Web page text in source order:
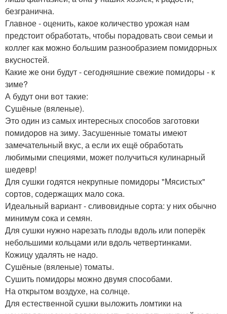
безгранична.
Главное - оценить, какое количество урожая нам
предстоит обработать, чтобы порадовать свои семьи и
коллег как можно большим разнообразием помидорных
вкусностей.
Какие же они будут - сегодняшние свежие помидоры - к
зиме?
А будут они вот такие:
Сушёные (вяленые).
Это один из самых интересных способов заготовки
помидоров на зиму. Засушенные томаты имеют
замечательный вкус, а если их ещё обработать
любимыми специями, может получиться кулинарный
шедевр!
Для сушки годятся некрупные помидоры "Мясистых"
сортов, содержащих мало сока.
Идеальный вариант - сливовидные сорта: у них обычно
минимум сока и семян.
Для сушки нужно нарезать плоды вдоль или поперёк
небольшими кольцами или вдоль четвертинками.
Кожицу удалять не надо.
Сушёные (вяленые) томаты.
Сушить помидоры можно двумя способами.
На открытом воздухе, на солнце.
Для естественной сушки выложить ломтики на